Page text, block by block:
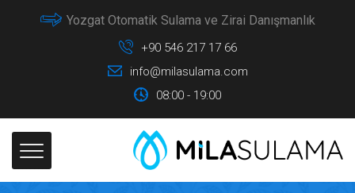
Yozgat Otomatik Sulama ve Zirai Danışmanlık
+90 546 217 17 66
info@milasulama.com
08:00 - 19:00